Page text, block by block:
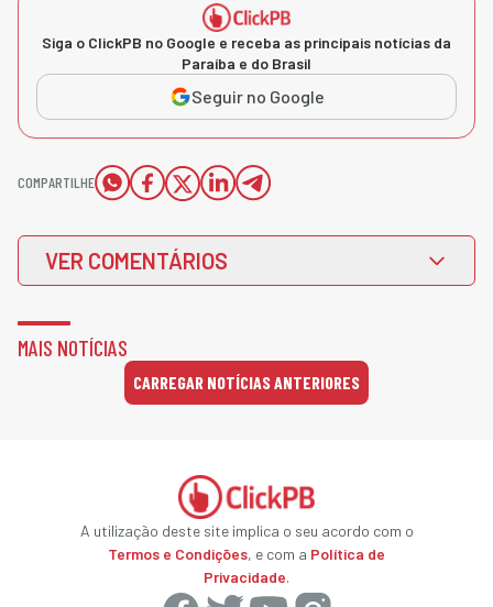
Siga o ClickPB no Google e receba as principais notícias da
Paraíba e do Brasil
Seguir no Google
COMPARTILHE
VER COMENTÁRIOS
MAIS NOTÍCIAS
CARREGAR NOTÍCIAS ANTERIORES
A utilização deste site implica o seu acordo com o
Termos e Condições, e com a Política de
Privacidade.